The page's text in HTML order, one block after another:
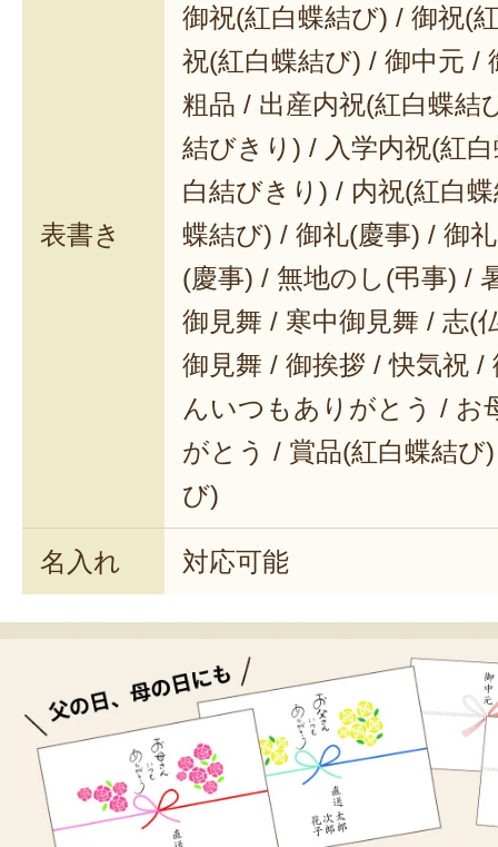
表書き
御祝(紅白蝶結び) / 御祝(
祝(紅白蝶結び) / 御中元 /
粗品 / 出産内祝(紅白蝶結
結びきり) / 入学内祝(紅
白結びきり) / 内祝(紅白
蝶結び) / 御礼(慶事) / 御
(慶事) / 無地のし(弔事) /
御見舞 / 寒中御見舞 / 志(
御見舞 / 御挨拶 / 快気祝 /
んいつもありがとう / お
がとう / 賞品(紅白蝶結び
び)
名入れ 対応可能